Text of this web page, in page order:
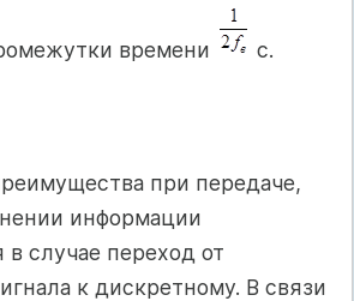
времени с.
при передаче,
информации
в случае переход от
к дискретному. В связи